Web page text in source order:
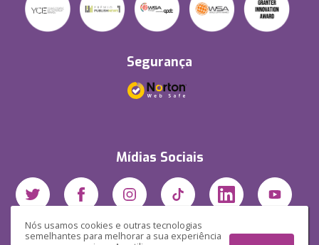
Nós usamos cookies e outras tecnologias
semelhantes para melhorar a sua experiência
Segurança
Mídias Sociais